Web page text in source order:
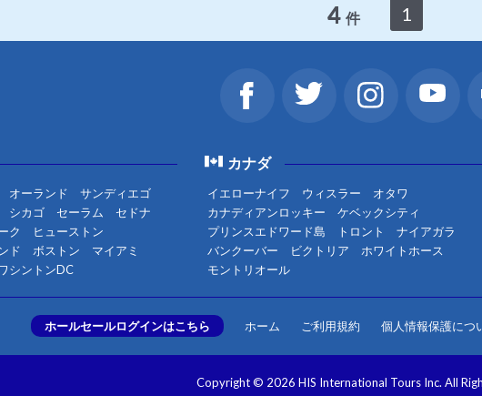
4 件 1
オーランド
サンディエゴ
シカゴ セーラム
セドナ
ク
ヒューストン
ド ボストン
マイアミ
シントンDC
カナダ
イエローナイフ ウィスラー
オタワ
カナディアンロッキー
ケベックシティ
プリンスエドワード島
トロント
ナイアガラ
バンクーバー
ビクトリア
ホワイトホース
モントリオール
ホールセールログインはこちら ホーム ご利用規約 個人情報保護につ
Copyright © 2026 HIS International Tours Inc. All